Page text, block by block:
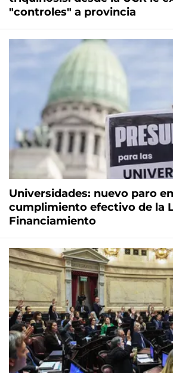
"controles" a provincia
Universidades: nuevo paro
cumplimiento efectivo de la
Financiamiento